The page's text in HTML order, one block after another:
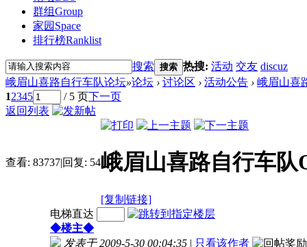
群组Group
家园 Space
排行榜Ranklist
搜索 搜索 热搜: 活动 交友 discuz
峨眉山喜路自行车队论坛»论坛 › 讨论区 › 活动公告 › 峨眉山喜
12345 / 5 页下一页
返回列表
查看: 83737|回复: 54峨眉山喜路自行车队
[复制链接]
电梯直达
◆楼主◆
发表于 2009-5-30 00:04:35 | 只看该作者